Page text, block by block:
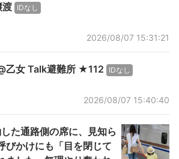
渡 IDなし
2026/08/07 15:31:21
乙女 Talk避難所 ★112 IDなし
2026/08/07 15:40:40
した通路側の席に、見知ら
びかけにも「目を閉じて